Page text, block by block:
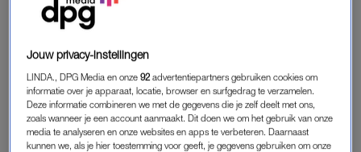
Jouw privacy-instellingen
LINDA., DPG Media en onze92 advertentiepartners gebruiken cookies om
informatie over je apparaat, locatie, browser en surfgedrag te verzamelen.
Deze informatie combineren we met de gegevens die je zelf deelt met ons,
zoals wanneer je een account aanmaakt. Dit doen we om het gebruik van onze
media te analyseren en onze websites en apps te verbeteren. Daarnaast
kunnen we, als je hier toestemming voor geeft, je gegevens gebruiken om onze